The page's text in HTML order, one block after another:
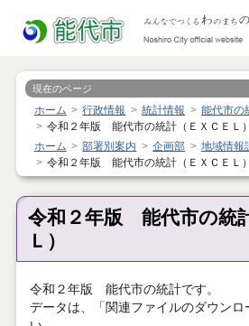
現在のページ
ホーム 行政情報 統計情報
能代市の
令和２年版 能代市の統計（ＥＸＣＥＬ）
ホーム
部署別案内 企画部 地域情報
令和２年版 能代市の統計（ＥＸＣＥＬ）
令和２年版 能代市の統
Ｌ）
令和２年版 能代市の統計です。
データは、「関連ファイルのダウンロ